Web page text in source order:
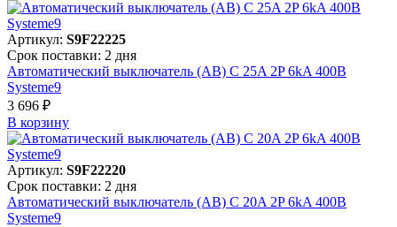
Артикул: S9F22225
Срок поставки: 2 дня
Автоматический выключатель (АВ) C 25A 2P 6kA 400В
Systeme9
3 696 ₽
В корзинy
Артикул: S9F22220
Срок поставки: 2 дня
Автоматический выключатель (АВ) C 20A 2P 6kA 400В
Systeme9